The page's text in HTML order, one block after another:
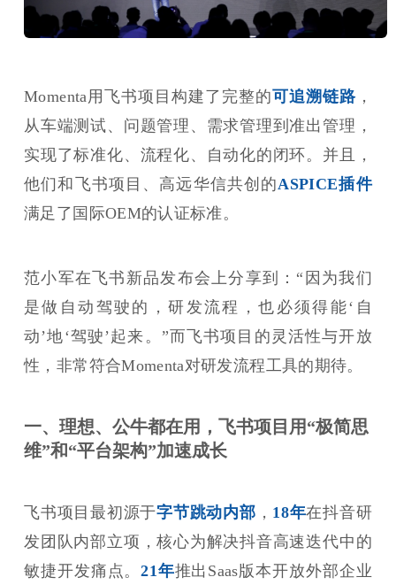
Momenta用飞书项目构建了完整的可追溯链路，
从车端测试、问题管理、需求管理到准出管理，
实现了标准化、流程化、自动化的闭环。并且，
他们和飞书项目、高远华信共创的ASPICE插件
满足了国际OEM的认证标准。
范小军在飞书新品发布会上分享到：“因为我们
是做自动驾驶的，研发流程，也必须得能‘自
动’地‘驾驶’起来。”而飞书项目的灵活性与开放
性，非常符合Momenta对研发流程工具的期待。
一、理想、公牛都在用，飞书项目用“极简思
维”和“平台架构”加速成长
飞书项目最初源于字节跳动内部 ， 18年在抖音研
发团队内部立项，核心为解决抖音高速迭代中的
敏捷开发痛点。21年推出Saas版本开放外部企业